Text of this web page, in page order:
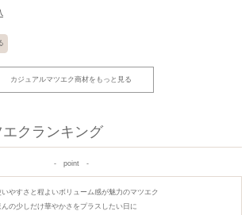
カジュアルマツエク商材をもっと見る
クランキング
point
いやすさと程よいボリューム感が魅力のマツエク
んの少しだけ華やかさをプラスしたい日に